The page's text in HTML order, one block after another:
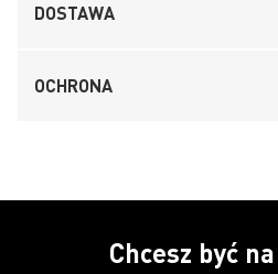
DOSTAWA
OCHRONA
Chcesz być